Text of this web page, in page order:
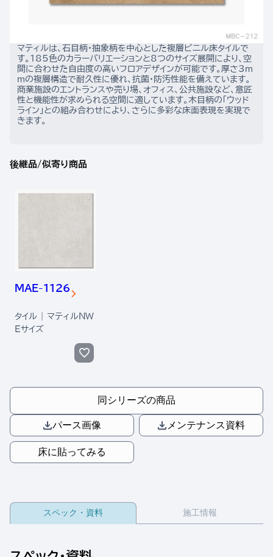
マティルは、石目柄・抽象柄を中心とした複層ビニル床タイルで
す。185色のカラーバリエーションと8つのサイズ展開により、空
間に合わせた自由度の高いフロアデザインが可能です。厚さ3m
mの複層構造で耐久性に優れ、抗菌・防汚性能を備えています。
商業施設のエントランスや売り場、オフィス、公共施設など、意匠
性と機能性が求められる空間に適しています。木目柄の「ウッド
ライン」との組み合わせにより、さらに多彩な床面表現を実現で
きます。
後継品/似寄り商品
MAE-1126
タイル | マティルNW
Eサイズ
同シリーズの商品
パース画像 メンテナンス資料
床に貼ってみる
スペック・資料 施工情報